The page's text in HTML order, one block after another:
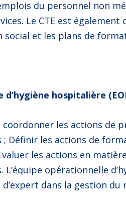
du personnel non
Le CTE est
social et les plans de
d’hygiène hospitalière
coordonner les actions de
Définir les actions de
les actions en
L’équipe opérationnelle
d’expert dans la gestion